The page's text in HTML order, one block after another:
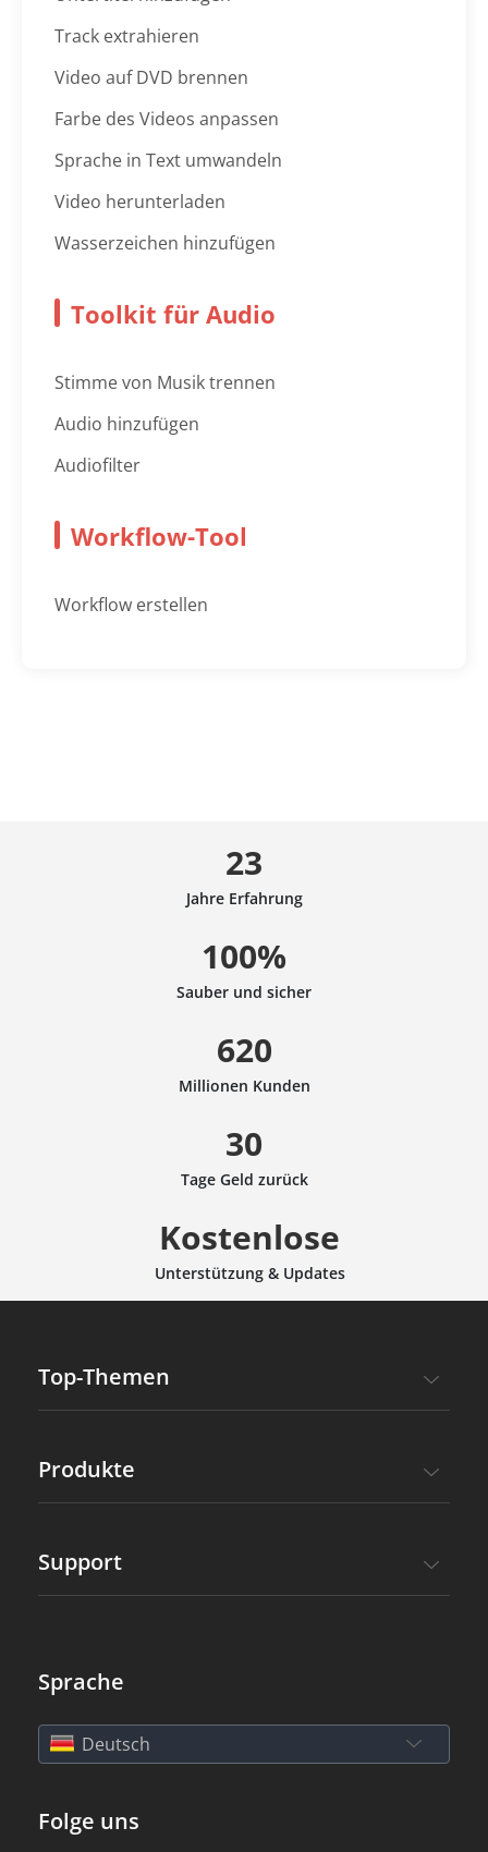
Track extrahieren
Video auf DVD brennen
Farbe des Videos anpassen
Sprache in Text umwandeln
Video herunterladen
Wasserzeichen hinzufügen
Toolkit für Audio
Stimme von Musik trennen
Audio hinzufügen
Audiofilter
Workflow-Tool
Workflow erstellen
23
Jahre Erfahrung
100%
Sauber und sicher
620
Millionen Kunden
30
Tage Geld zurück
Kostenlose
Unterstützung & Updates
Top-Themen
Produkte
Support
Sprache
Deutsch
Folge uns